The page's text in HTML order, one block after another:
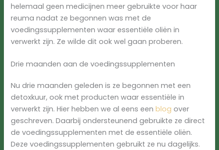
helemaal geen medicijnen meer gebruikte voor haar
reuma nadat ze begonnen was met de
voedingssupplementen waar essentiële oliën in
verwerkt zijn. Ze wilde dit ook wel gaan proberen.
Drie maanden aan de voedingssupplementen
Nu drie maanden geleden is ze begonnen met een
detoxkuur, ook met producten waar essentiële in
verwerkt zijn. Hier hebben we al eens eenblog over
geschreven. Daarbij ondersteunend gebruikte ze direct
de voedingssupplementen met de essentiële oliën.
Deze voedingssupplementen gebruikt ze nu dagelijks.